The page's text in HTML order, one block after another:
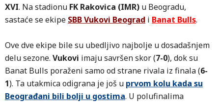
XVI. Na stadionu FK Rakovica (IMR) u Beogradu,
sastaće se ekipe SBB Vukovi Beograd i Banat Bulls.
Ove dve ekipe bile su ubedljivo najbolje u dosadašnjem
delu sezone. Vukovi imaju savršen skor (7-0), dok su
Banat Bulls poraženi samo od strane rivala iz finala (6-
1). Ta utakmica odigrana je još u prvom kolu kada su
Beograđani bili bolji u gostima. U polufinalima